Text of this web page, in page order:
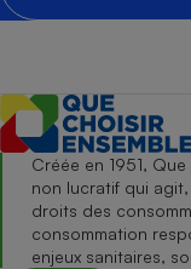
Créée en 1951,
non lucratif qui
droits des
consommation
enjeux sanitaires,